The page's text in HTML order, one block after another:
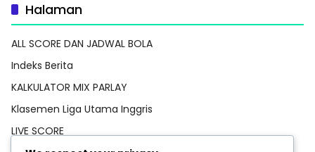
Halaman
ALL SCORE DAN JADWAL BOLA
Indeks Berita
KALKULATOR MIX PARLAY
Klasemen Liga Utama Inggris
LIVE SCORE